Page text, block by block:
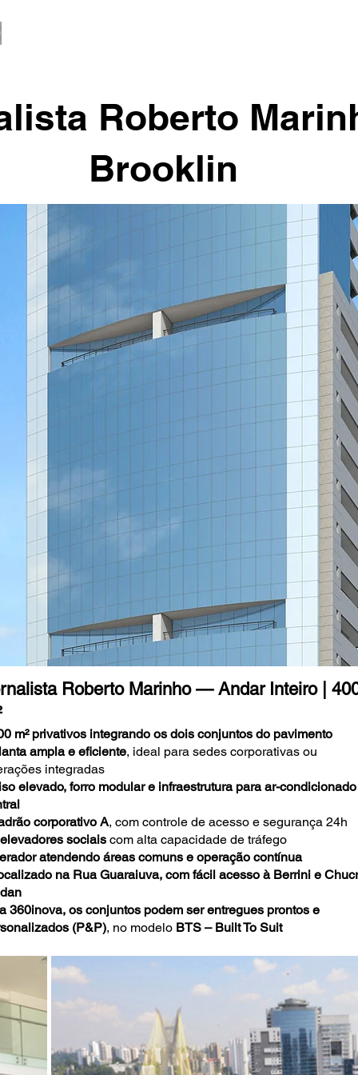
Roberto
Brooklin
Roberto Marinho — Andar Inteiro |
m² privativos integrando os dois conjuntos do pavimento
ampla e eficiente, ideal para sedes corporativas ou
integradas
elevado, forro modular e infraestrutura para ar-condicionado
corporativo A, com controle de acesso e segurança 24h
sociais com alta capacidade de tráfego
atendendo áreas comuns e operação contínua
na Rua Guaraiuva, com fácil acesso à Berrini e
360inova, os conjuntos podem ser entregues prontos e
(P&P), no modelo BTS – Built To Suit